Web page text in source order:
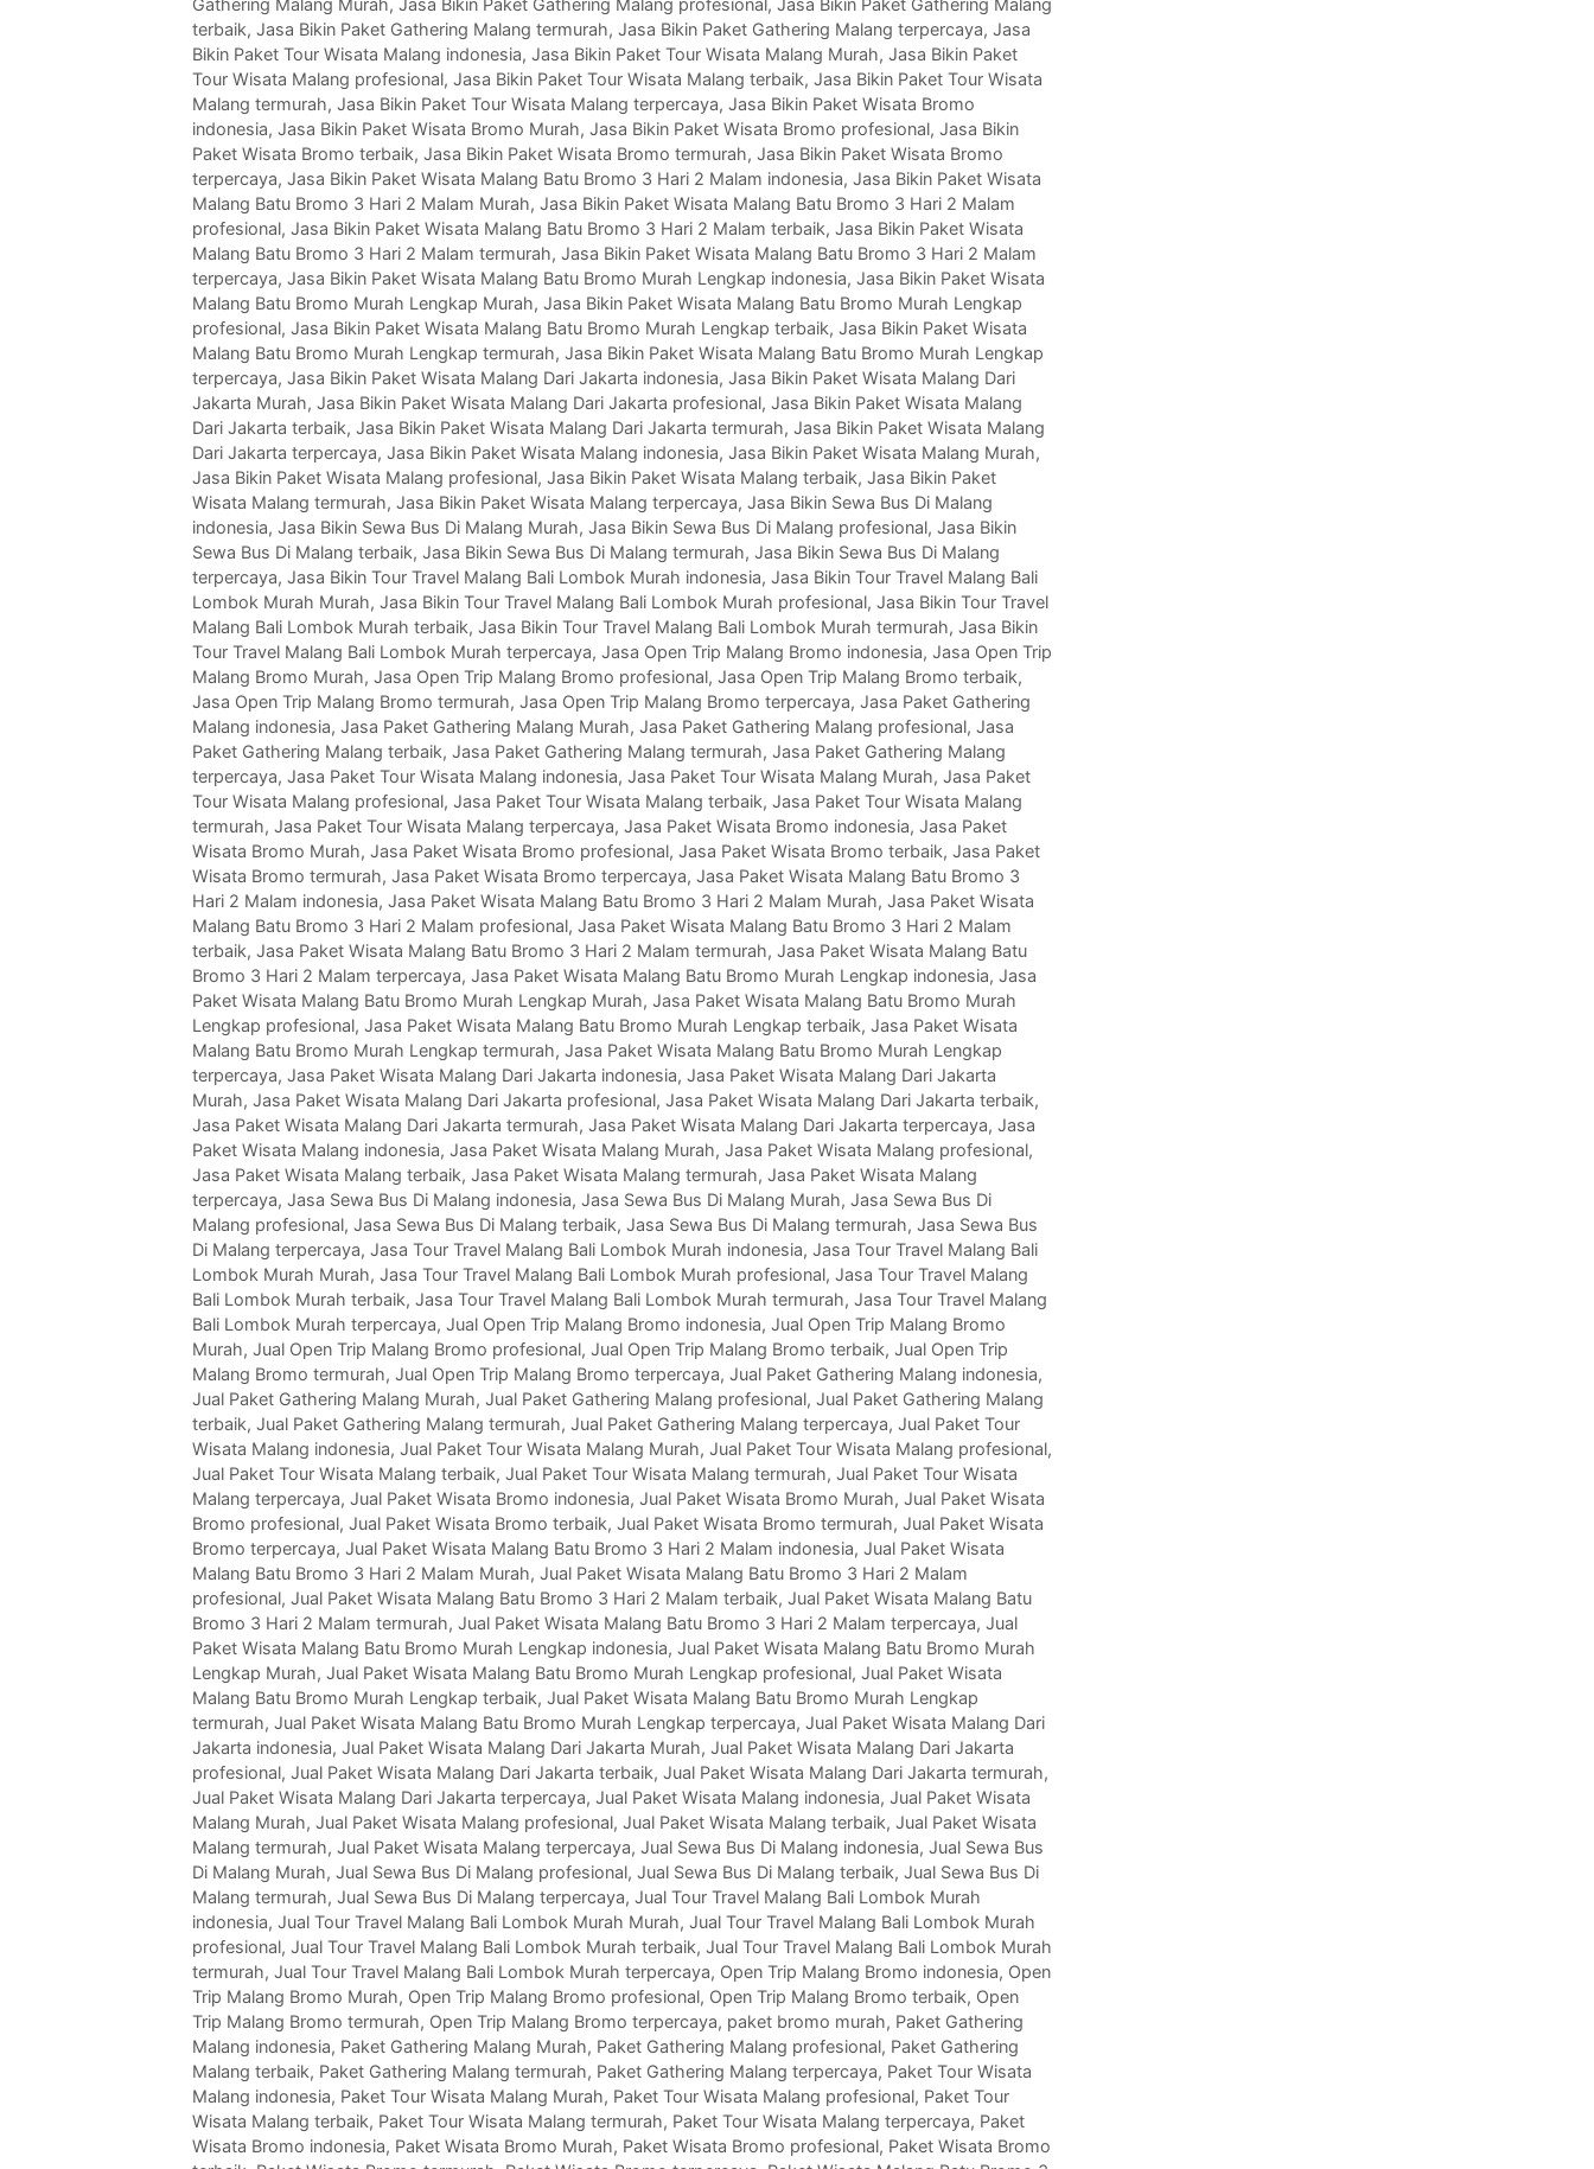
Gathering Malang Murah, Jasa Bikin Paket Gathering Malang profesional, Jasa Bikin Paket Gathering Malang
terbaik, Jasa Bikin Paket Gathering Malang termurah, Jasa Bikin Paket Gathering Malang terpercaya, Jasa
Bikin Paket Tour Wisata Malang indonesia, Jasa Bikin Paket Tour Wisata Malang Murah, Jasa Bikin Paket
Tour Wisata Malang profesional, Jasa Bikin Paket Tour Wisata Malang terbaik, Jasa Bikin Paket Tour Wisata
Malang termurah, Jasa Bikin Paket Tour Wisata Malang terpercaya, Jasa Bikin Paket Wisata Bromo
indonesia, Jasa Bikin Paket Wisata Bromo Murah, Jasa Bikin Paket Wisata Bromo profesional, Jasa Bikin
Paket Wisata Bromo terbaik, Jasa Bikin Paket Wisata Bromo termurah, Jasa Bikin Paket Wisata Bromo
terpercaya, Jasa Bikin Paket Wisata Malang Batu Bromo 3 Hari 2 Malam indonesia, Jasa Bikin Paket Wisata
Malang Batu Bromo 3 Hari 2 Malam Murah, Jasa Bikin Paket Wisata Malang Batu Bromo 3 Hari 2 Malam
profesional, Jasa Bikin Paket Wisata Malang Batu Bromo 3 Hari 2 Malam terbaik, Jasa Bikin Paket Wisata
Malang Batu Bromo 3 Hari 2 Malam termurah, Jasa Bikin Paket Wisata Malang Batu Bromo 3 Hari 2 Malam
terpercaya, Jasa Bikin Paket Wisata Malang Batu Bromo Murah Lengkap indonesia, Jasa Bikin Paket Wisata
Malang Batu Bromo Murah Lengkap Murah, Jasa Bikin Paket Wisata Malang Batu Bromo Murah Lengkap
profesional, Jasa Bikin Paket Wisata Malang Batu Bromo Murah Lengkap terbaik, Jasa Bikin Paket Wisata
Malang Batu Bromo Murah Lengkap termurah, Jasa Bikin Paket Wisata Malang Batu Bromo Murah Lengkap
terpercaya, Jasa Bikin Paket Wisata Malang Dari Jakarta indonesia, Jasa Bikin Paket Wisata Malang Dari
Jakarta Murah, Jasa Bikin Paket Wisata Malang Dari Jakarta profesional, Jasa Bikin Paket Wisata Malang
Dari Jakarta terbaik, Jasa Bikin Paket Wisata Malang Dari Jakarta termurah, Jasa Bikin Paket Wisata Malang
Dari Jakarta terpercaya, Jasa Bikin Paket Wisata Malang indonesia, Jasa Bikin Paket Wisata Malang Murah,
Jasa Bikin Paket Wisata Malang profesional, Jasa Bikin Paket Wisata Malang terbaik, Jasa Bikin Paket
Wisata Malang termurah, Jasa Bikin Paket Wisata Malang terpercaya, Jasa Bikin Sewa Bus Di Malang
indonesia, Jasa Bikin Sewa Bus Di Malang Murah, Jasa Bikin Sewa Bus Di Malang profesional, Jasa Bikin
Sewa Bus Di Malang terbaik, Jasa Bikin Sewa Bus Di Malang termurah, Jasa Bikin Sewa Bus Di Malang
terpercaya, Jasa Bikin Tour Travel Malang Bali Lombok Murah indonesia, Jasa Bikin Tour Travel Malang Bali
Lombok Murah Murah, Jasa Bikin Tour Travel Malang Bali Lombok Murah profesional, Jasa Bikin Tour Travel
Malang Bali Lombok Murah terbaik, Jasa Bikin Tour Travel Malang Bali Lombok Murah termurah, Jasa Bikin
Tour Travel Malang Bali Lombok Murah terpercaya, Jasa Open Trip Malang Bromo indonesia, Jasa Open Trip
Malang Bromo Murah, Jasa Open Trip Malang Bromo profesional, Jasa Open Trip Malang Bromo terbaik,
Jasa Open Trip Malang Bromo termurah, Jasa Open Trip Malang Bromo terpercaya, Jasa Paket Gathering
Malang indonesia, Jasa Paket Gathering Malang Murah, Jasa Paket Gathering Malang profesional, Jasa
Paket Gathering Malang terbaik, Jasa Paket Gathering Malang termurah, Jasa Paket Gathering Malang
terpercaya, Jasa Paket Tour Wisata Malang indonesia, Jasa Paket Tour Wisata Malang Murah, Jasa Paket
Tour Wisata Malang profesional, Jasa Paket Tour Wisata Malang terbaik, Jasa Paket Tour Wisata Malang
termurah, Jasa Paket Tour Wisata Malang terpercaya, Jasa Paket Wisata Bromo indonesia, Jasa Paket
Wisata Bromo Murah, Jasa Paket Wisata Bromo profesional, Jasa Paket Wisata Bromo terbaik, Jasa Paket
Wisata Bromo termurah, Jasa Paket Wisata Bromo terpercaya, Jasa Paket Wisata Malang Batu Bromo 3
Hari 2 Malam indonesia, Jasa Paket Wisata Malang Batu Bromo 3 Hari 2 Malam Murah, Jasa Paket Wisata
Malang Batu Bromo 3 Hari 2 Malam profesional, Jasa Paket Wisata Malang Batu Bromo 3 Hari 2 Malam
terbaik, Jasa Paket Wisata Malang Batu Bromo 3 Hari 2 Malam termurah, Jasa Paket Wisata Malang Batu
Bromo 3 Hari 2 Malam terpercaya, Jasa Paket Wisata Malang Batu Bromo Murah Lengkap indonesia, Jasa
Paket Wisata Malang Batu Bromo Murah Lengkap Murah, Jasa Paket Wisata Malang Batu Bromo Murah
Lengkap profesional, Jasa Paket Wisata Malang Batu Bromo Murah Lengkap terbaik, Jasa Paket Wisata
Malang Batu Bromo Murah Lengkap termurah, Jasa Paket Wisata Malang Batu Bromo Murah Lengkap
terpercaya, Jasa Paket Wisata Malang Dari Jakarta indonesia, Jasa Paket Wisata Malang Dari Jakarta
Murah, Jasa Paket Wisata Malang Dari Jakarta profesional, Jasa Paket Wisata Malang Dari Jakarta terbaik,
Jasa Paket Wisata Malang Dari Jakarta termurah, Jasa Paket Wisata Malang Dari Jakarta terpercaya, Jasa
Paket Wisata Malang indonesia, Jasa Paket Wisata Malang Murah, Jasa Paket Wisata Malang profesional,
Jasa Paket Wisata Malang terbaik, Jasa Paket Wisata Malang termurah, Jasa Paket Wisata Malang
terpercaya, Jasa Sewa Bus Di Malang indonesia, Jasa Sewa Bus Di Malang Murah, Jasa Sewa Bus Di
Malang profesional, Jasa Sewa Bus Di Malang terbaik, Jasa Sewa Bus Di Malang termurah, Jasa Sewa Bus
Di Malang terpercaya, Jasa Tour Travel Malang Bali Lombok Murah indonesia, Jasa Tour Travel Malang Bali
Lombok Murah Murah, Jasa Tour Travel Malang Bali Lombok Murah profesional, Jasa Tour Travel Malang
Bali Lombok Murah terbaik, Jasa Tour Travel Malang Bali Lombok Murah termurah, Jasa Tour Travel Malang
Bali Lombok Murah terpercaya, Jual Open Trip Malang Bromo indonesia, Jual Open Trip Malang Bromo
Murah, Jual Open Trip Malang Bromo profesional, Jual Open Trip Malang Bromo terbaik, Jual Open Trip
Malang Bromo termurah, Jual Open Trip Malang Bromo terpercaya, Jual Paket Gathering Malang indonesia,
Jual Paket Gathering Malang Murah, Jual Paket Gathering Malang profesional, Jual Paket Gathering Malang
terbaik, Jual Paket Gathering Malang termurah, Jual Paket Gathering Malang terpercaya, Jual Paket Tour
Wisata Malang indonesia, Jual Paket Tour Wisata Malang Murah, Jual Paket Tour Wisata Malang profesional,
Jual Paket Tour Wisata Malang terbaik, Jual Paket Tour Wisata Malang termurah, Jual Paket Tour Wisata
Malang terpercaya, Jual Paket Wisata Bromo indonesia, Jual Paket Wisata Bromo Murah, Jual Paket Wisata
Bromo profesional, Jual Paket Wisata Bromo terbaik, Jual Paket Wisata Bromo termurah, Jual Paket Wisata
Bromo terpercaya, Jual Paket Wisata Malang Batu Bromo 3 Hari 2 Malam indonesia, Jual Paket Wisata
Malang Batu Bromo 3 Hari 2 Malam Murah, Jual Paket Wisata Malang Batu Bromo 3 Hari 2 Malam
profesional, Jual Paket Wisata Malang Batu Bromo 3 Hari 2 Malam terbaik, Jual Paket Wisata Malang Batu
Bromo 3 Hari 2 Malam termurah, Jual Paket Wisata Malang Batu Bromo 3 Hari 2 Malam terpercaya, Jual
Paket Wisata Malang Batu Bromo Murah Lengkap indonesia, Jual Paket Wisata Malang Batu Bromo Murah
Lengkap Murah, Jual Paket Wisata Malang Batu Bromo Murah Lengkap profesional, Jual Paket Wisata
Malang Batu Bromo Murah Lengkap terbaik, Jual Paket Wisata Malang Batu Bromo Murah Lengkap
termurah, Jual Paket Wisata Malang Batu Bromo Murah Lengkap terpercaya, Jual Paket Wisata Malang Dari
Jakarta indonesia, Jual Paket Wisata Malang Dari Jakarta Murah, Jual Paket Wisata Malang Dari Jakarta
profesional, Jual Paket Wisata Malang Dari Jakarta terbaik, Jual Paket Wisata Malang Dari Jakarta termurah,
Jual Paket Wisata Malang Dari Jakarta terpercaya, Jual Paket Wisata Malang indonesia, Jual Paket Wisata
Malang Murah, Jual Paket Wisata Malang profesional, Jual Paket Wisata Malang terbaik, Jual Paket Wisata
Malang termurah, Jual Paket Wisata Malang terpercaya, Jual Sewa Bus Di Malang indonesia, Jual Sewa Bus
Di Malang Murah, Jual Sewa Bus Di Malang profesional, Jual Sewa Bus Di Malang terbaik, Jual Sewa Bus Di
Malang termurah, Jual Sewa Bus Di Malang terpercaya, Jual Tour Travel Malang Bali Lombok Murah
indonesia, Jual Tour Travel Malang Bali Lombok Murah Murah, Jual Tour Travel Malang Bali Lombok Murah
profesional, Jual Tour Travel Malang Bali Lombok Murah terbaik, Jual Tour Travel Malang Bali Lombok Murah
termurah, Jual Tour Travel Malang Bali Lombok Murah terpercaya, Open Trip Malang Bromo indonesia, Open
Trip Malang Bromo Murah, Open Trip Malang Bromo profesional, Open Trip Malang Bromo terbaik, Open
Trip Malang Bromo termurah, Open Trip Malang Bromo terpercaya, paket bromo murah, Paket Gathering
Malang indonesia, Paket Gathering Malang Murah, Paket Gathering Malang profesional, Paket Gathering
Malang terbaik, Paket Gathering Malang termurah, Paket Gathering Malang terpercaya, Paket Tour Wisata
Malang indonesia, Paket Tour Wisata Malang Murah, Paket Tour Wisata Malang profesional, Paket Tour
Wisata Malang terbaik, Paket Tour Wisata Malang termurah, Paket Tour Wisata Malang terpercaya, Paket
Wisata Bromo indonesia, Paket Wisata Bromo Murah, Paket Wisata Bromo profesional, Paket Wisata Bromo